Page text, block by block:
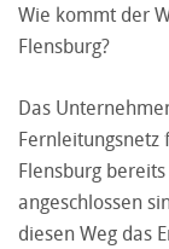
Wie kommt der
Flensburg?
Das
Fernleitungsnetz
Flensburg
angeschlossen
diesen Weg das